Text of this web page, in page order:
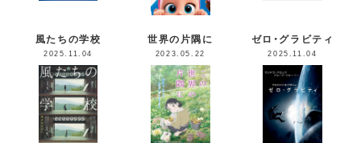
風たちの学校
2025.11.04
世界の片隅に
2023.05.22
ゼロ・グラビティ
2025.11.04